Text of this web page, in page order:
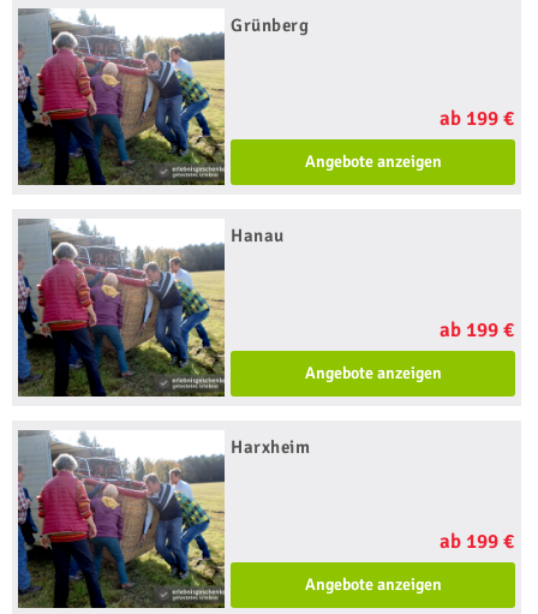
Grünberg
ab 199 €
Angebote anzeigen
Hanau
ab 199 €
Angebote anzeigen
Harxheim
ab 199 €
Angebote anzeigen